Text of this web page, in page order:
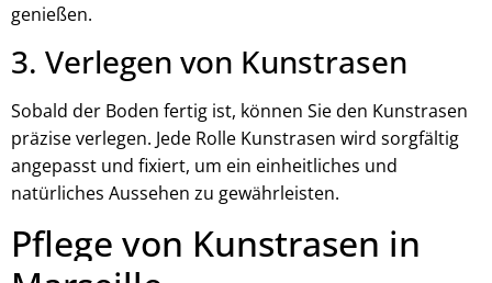
genießen.
3. Verlegen von Kunstrasen
Sobald der Boden fertig ist, können Sie den Kunstrasen
präzise verlegen. Jede Rolle Kunstrasen wird sorgfältig
angepasst und fixiert, um ein einheitliches und
natürliches Aussehen zu gewährleisten.
Pflege von Kunstrasen in